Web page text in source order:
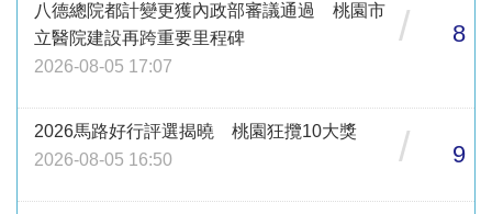
八德總院都計變更獲內政部審議通過 桃園市
立醫院建設再跨重要里程碑
2026-08-05 17:07
/ 8
2026馬路好行評選揭曉 桃園狂攬10大獎
2026-08-05 16:50
/ 9